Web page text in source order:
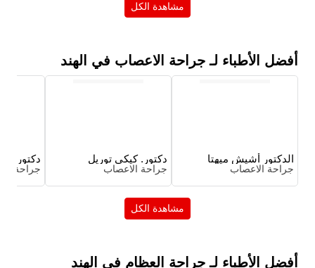
مشاهدة الكل
أفضل الأطباء لـ جراحة الاعصاب في الهند
الدكتور أشيش ميهتا
جراحة الاعصاب
دكتور. كيكي توريل
جراحة الاعصاب
دكتور.
جراحة
مشاهدة الكل
أفضل الأطباء لـ جراحة العظام في الهند